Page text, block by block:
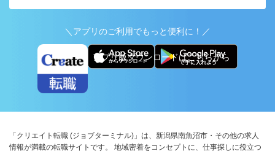
＼アプリのご利用でもっと便利に！／
アプリ版ダウンロードはこちらから
「クリエイト転職 (ジョブターミナル)」は、新潟県南魚沼市・その他の求人
情報が満載の転職サイトです。 地域密着をコンセプトに、仕事探しに役立つ